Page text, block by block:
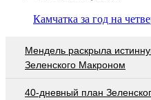
Камчатка за год на
Мендель раскрыла
Зеленского Макроном
40-дневный план